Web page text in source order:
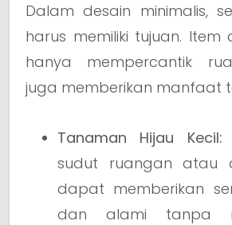
Dalam desain minimalis,
harus memiliki tujuan. Item
hanya mempercantik
juga memberikan manfaat
Tanaman Hijau Kecil:
sudut ruangan atau
dapat memberikan
dan alami tanpa